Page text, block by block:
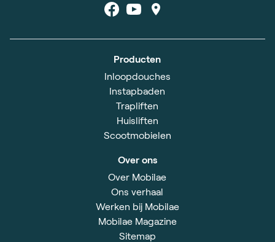
Producten
Inloopdouches
Instapbaden
Trapliften
Huisliften
Scootmobielen
Over ons
Over Mobilae
Ons verhaal
Werken bij Mobilae
Mobilae Magazine
Sitemap